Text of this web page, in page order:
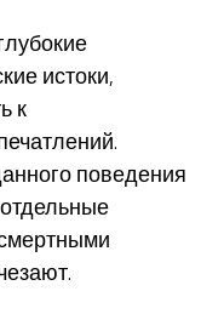
истоки,
к
поведения